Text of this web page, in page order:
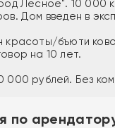
Лесное". 10 000
Дом введен в
бъюти
на 10 лет.
рублей. Без
по